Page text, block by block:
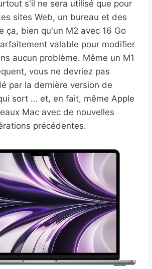
s'il ne sera utilisé que pour
sites Web, un bureau et des
ça, bien qu'un M2 avec 16 Go
valable pour modifier
aucun problème. Même un M1
vous ne devriez pas
par la dernière version de
sort … et, en fait, même Apple
Mac avec de nouvelles
précédentes.